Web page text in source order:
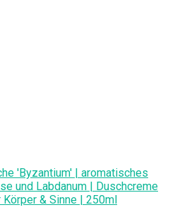
'Byzantium' | aromatisches
und Labdanum | Duschcreme
& Sinne | 250ml